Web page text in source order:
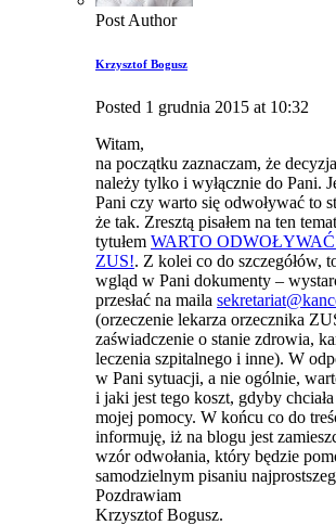
Post Author
Krzysztof Bogusz
Posted 1 grudnia 2015 at 10:32
Witam,
na początku zaznaczam, że
należy tylko i wyłącznie do Pani.
Pani czy warto się odwoływać to
że tak. Zresztą pisałem na ten
tytułem WARTO
ZUS!. Z kolei co do szczegółów,
wgląd w Pani dokumenty –
przesłać na maila
(orzeczenie lekarza orzecznika
zaświadczenie o stanie zdrowia,
leczenia szpitalnego i inne). W
w Pani sytuacji, a nie ogólnie,
i jaki jest tego koszt, gdyby
mojej pomocy. W końcu co do
informuję, iż na blogu jest
wzór odwołania, który będzie
samodzielnym pisaniu
Pozdrawiam
Krzysztof Bogusz.